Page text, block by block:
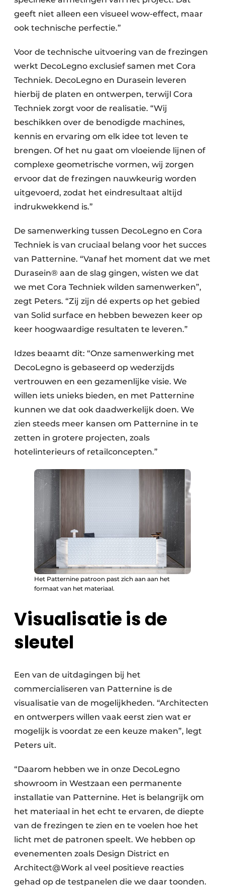
geeft niet alleen een visueel wow-effect, maar
ook technische perfectie.”
Voor de technische uitvoering van de frezingen
werkt DecoLegno exclusief samen met Cora
Techniek. DecoLegno en Durasein leveren
hierbij de platen en ontwerpen, terwijl Cora
Techniek zorgt voor de realisatie. “Wij
beschikken over de benodigde machines,
kennis en ervaring om elk idee tot leven te
brengen. Of het nu gaat om vloeiende lijnen of
complexe geometrische vormen, wij zorgen
ervoor dat de frezingen nauwkeurig worden
uitgevoerd, zodat het eindresultaat altijd
indrukwekkend is.”
De samenwerking tussen DecoLegno en Cora
Techniek is van cruciaal belang voor het succes
van Patternine. “Vanaf het moment dat we met
Durasein® aan de slag gingen, wisten we dat
we met Cora Techniek wilden samenwerken”,
zegt Peters. “Zij zijn dé experts op het gebied
van Solid surface en hebben bewezen keer op
keer hoogwaardige resultaten te leveren.”
Idzes beaamt dit: “Onze samenwerking met
DecoLegno is gebaseerd op wederzijds
vertrouwen en een gezamenlijke visie. We
willen iets unieks bieden, en met Patternine
kunnen we dat ook daadwerkelijk doen. We
zien steeds meer kansen om Patternine in te
zetten in grotere projecten, zoals
hotelinterieurs of retailconcepten.”
Het Patternine patroon past zich aan aan het
formaat van het materiaal.
Visualisatie is de
sleutel
Een van de uitdagingen bij het
commercialiseren van Patternine is de
visualisatie van de mogelijkheden. “Architecten
en ontwerpers willen vaak eerst zien wat er
mogelijk is voordat ze een keuze maken”, legt
Peters uit.
“Daarom hebben we in onze DecoLegno
showroom in Westzaan een permanente
installatie van Patternine. Het is belangrijk om
het materiaal in het echt te ervaren, de diepte
van de frezingen te zien en te voelen hoe het
licht met de patronen speelt. We hebben op
evenementen zoals Design District en
Architect@Work al veel positieve reacties
gehad op de testpanelen die we daar toonden.